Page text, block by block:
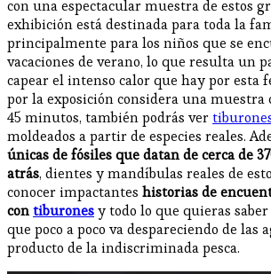
con una espectacular muestra de estos
exhibición está destinada para toda la
principalmente para los niños que se
vacaciones de verano, lo que resulta un
capear el intenso calor que hay por esta
por la exposición considera una muestra
45 minutos, también podrás ver
moldeados a partir de especies reales.
únicas de fósiles que datan de cerca de
atrás, dientes y mandíbulas reales de
conocer impactantes historias de
contiburonesy todo lo que quieras saber
que poco a poco va despareciendo de las
producto de la indiscriminada pesca.